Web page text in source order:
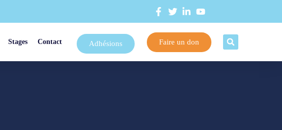
Stages Contact Adhésions Faire un don